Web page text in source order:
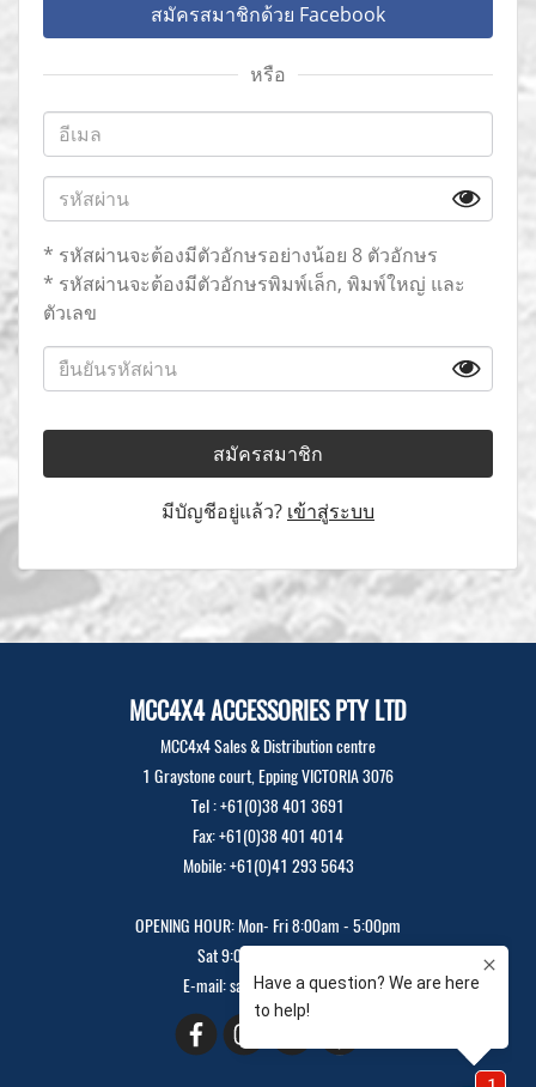
สมัครสมาชิกด้วย Facebook
หรือ
* รหัสผ่านจะต้องมีตัวอักษรอย่างน้อย 8 ตัวอักษร
* รหัสผ่านจะต้องมีตัวอักษรพิมพ์เล็ก, พิมพ์ใหญ่ และ
ตัวเลข
สมัครสมาชิก
มีบัญชีอยู่แล้ว? เข้าสู่ระบบ
MCC4X4 ACCESSORIES PTY LTD
MCC4x4 Sales & Distribution centre
1 Graystone court, Epping VICTORIA 3076
Tel : +61(0)38 401 3691
Fax: +61(0)38 401 4014
Mobile: +61(0)41 293 5643
OPENING HOUR: Mon- Fri 8:00am - 5:00pm
Sat 9:00am - 12:00pm
E-mail: sales@mcc4x4.com